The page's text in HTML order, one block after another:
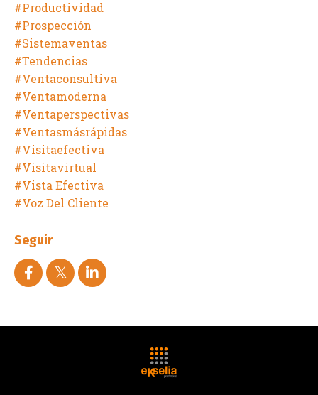
#productividad
#prospección
#sistemaventas
#tendencias
#ventaconsultiva
#ventamoderna
#ventaperspectivas
#ventasmásrápidas
#visitaefectiva
#visitavirtual
#vista Efectiva
#voz Del Cliente
Seguir